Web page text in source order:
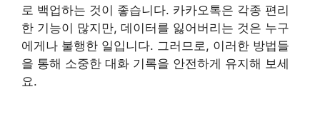
로 백업하는 것이 좋습니다. 카카오톡은 각종 편리
한 기능이 많지만, 데이터를 잃어버리는 것은 누구
에게나 불행한 일입니다. 그러므로, 이러한 방법들
을 통해 소중한 대화 기록을 안전하게 유지해 보세
요.